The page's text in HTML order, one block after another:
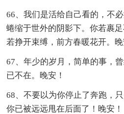
66、我们是活给自己看的，不
蜷缩于世外的阴影下。你若裹
若挣开束缚，前方春暖花开。晚
67、年少的岁月，简单的事，
已不在。晚安！
68、不要以为你停止了奔跑，
你已被远远甩在后面了！晚安！